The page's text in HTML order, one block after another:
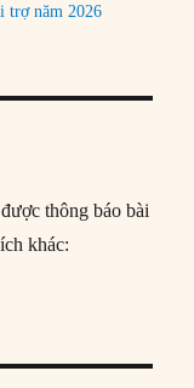
trợ năm 2026
thông báo bài
khác: